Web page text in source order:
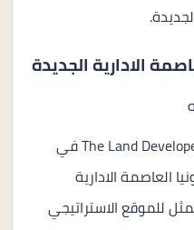
الادارية الجديدة
حرصت شركة ذا لاند العقارية The Land Developers في
العاصمة الادارية
للموقع الاستراتيجي